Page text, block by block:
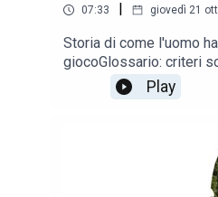
07:33 giovedì 21
Storia di come l'uomo
giocoGlossario: criteri
governance (ESG),
Sullivan, investimenti
triplice approccio,
Play